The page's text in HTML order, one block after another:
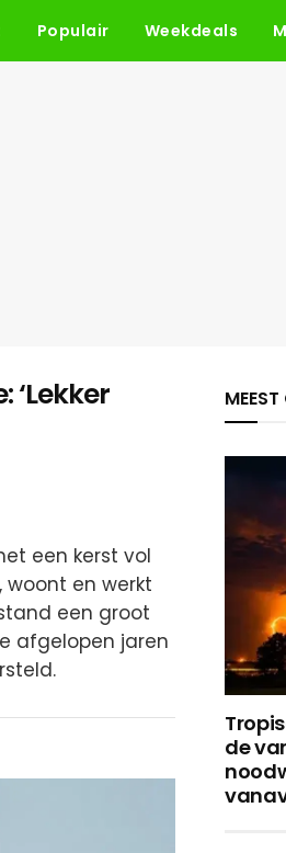
Populair Weekdeals
‘Lekker
een kerst vol
woont en werkt
een groot
afgelopen jaren
MEEST
de